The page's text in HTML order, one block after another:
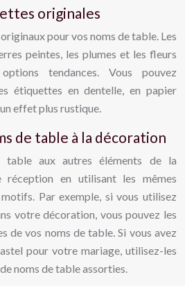
originales
pour vos noms de table. Les
peintes, les plumes et les fleurs
tendances. Vous pouvez
étiquettes en dentelle, en papier
effet plus rustique.
de table à la décoration
table aux autres éléments de la
en utilisant les mêmes
Par exemple, si vous utilisez
votre décoration, vous pouvez les
de vos noms de table. Si vous avez
pour votre mariage, utilisez-les
noms de table assorties.